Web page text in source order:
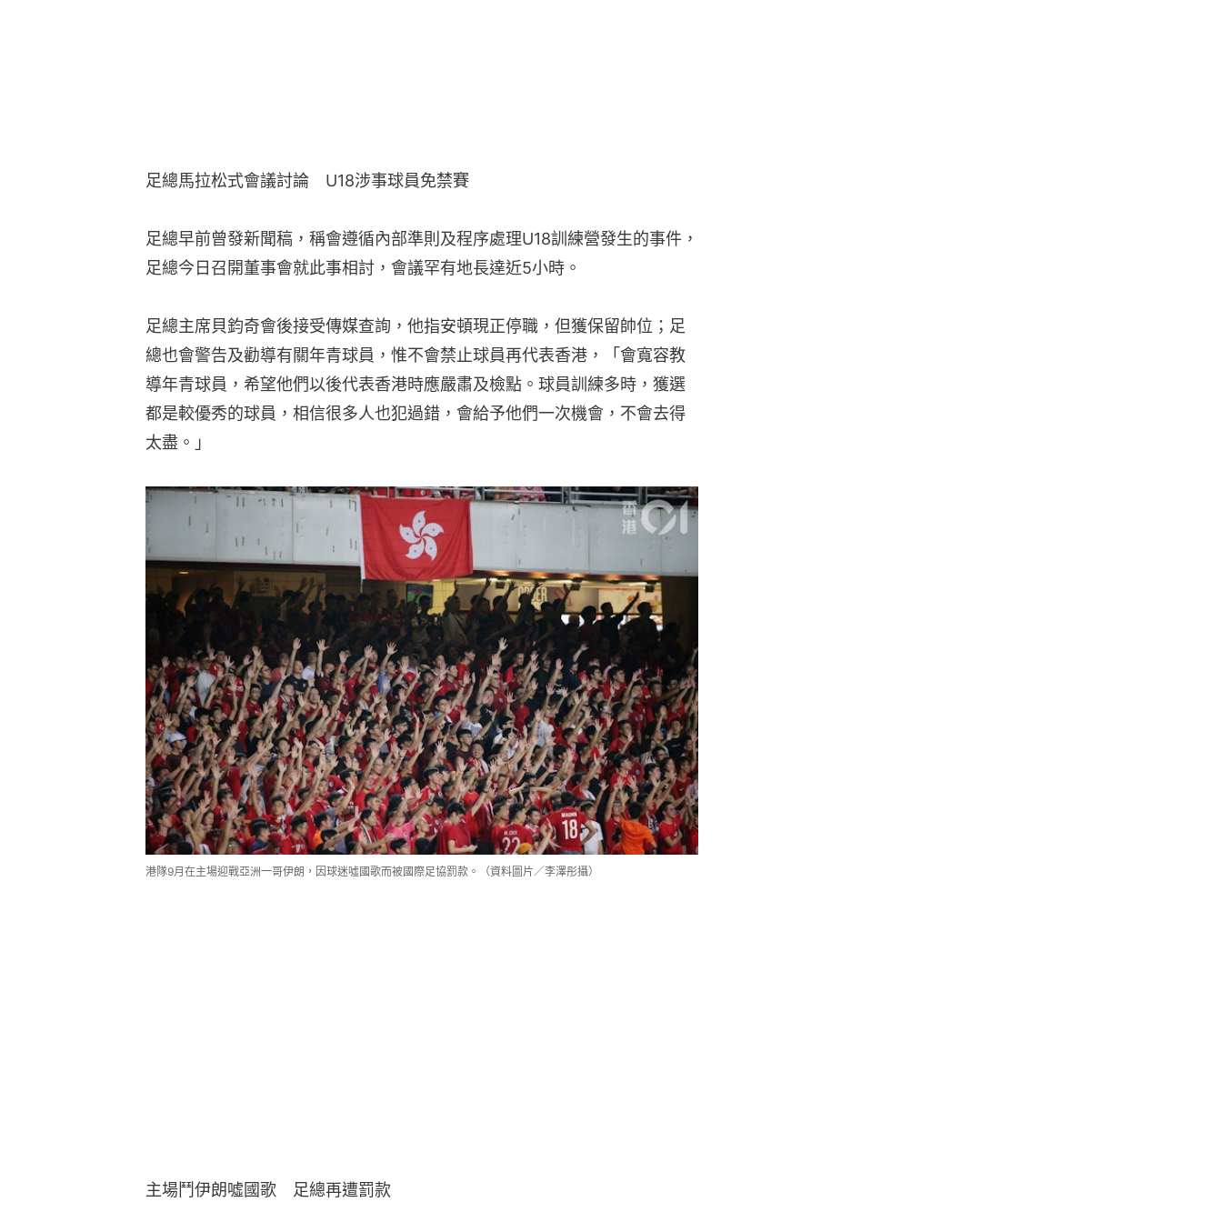
足總馬拉松式會議討論　U18涉事球員免禁賽
足總早前曾發新聞稿，稱會遵循內部準則及程序處理U18訓練營發生的事件，
足總今日召開董事會就此事相討，會議罕有地長達近5小時。
足總主席貝鈞奇會後接受傳媒查詢，他指安頓現正停職，但獲保留帥位；足
總也會警告及勸導有關年青球員，惟不會禁止球員再代表香港，「會寬容教
導年青球員，希望他們以後代表香港時應嚴肅及檢點。球員訓練多時，獲選
都是較優秀的球員，相信很多人也犯過錯，會給予他們一次機會，不會去得
太盡。」
港隊9月在主場迎戰亞洲一哥伊朗，因球迷噓國歌而被國際足協罰款。（資料圖片／李澤彤攝）
主場鬥伊朗噓國歌　足總再遭罰款